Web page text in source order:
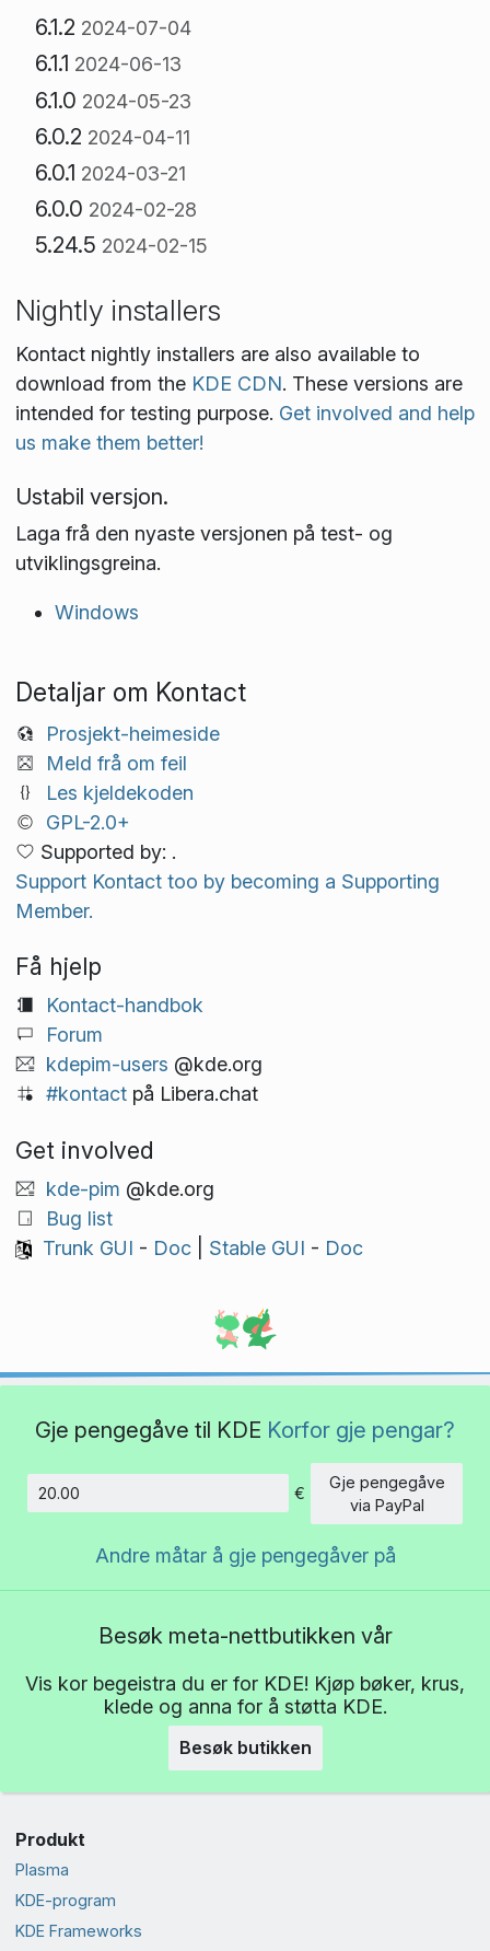
6.1.2 2024-07-04
6.1.1 2024-06-13
6.1.0 2024-05-23
6.0.2 2024-04-11
6.0.1 2024-03-21
6.0.0 2024-02-28
5.24.5 2024-02-15
Nightly installers
Kontact nightly installers are also available to
download from the KDE CDN. These versions are
intended for testing purpose. Get involved and help
us make them better!
Ustabil versjon.
Laga frå den nyaste versjonen på test- og
utviklings­greina.
Windows
Detaljar om Kontact
Prosjekt-heimeside
Meld frå om feil
Les kjeldekoden
GPL-2.0+
Supported by: .
Support Kontact too by becoming a Supporting
Member.
Få hjelp
Kontact-handbok
Forum
kdepim-users @kde.org
#kontactpå Libera.chat
Get involved
kde-pim @kde.org
Bug list
Trunk GUI - Doc| Stable GUI - Doc
Gje pengegåve til KDE Korfor gje pengar?
€
Gje pengegåve
via PayPal
Andre måtar å gje pengegåver på
Besøk meta-nettbutikken vår
Vis kor begeistra du er for KDE! Kjøp bøker, krus,
klede og anna for å støtta KDE.
Besøk butikken
Produkt
Plasma
KDE-program
KDE Frameworks